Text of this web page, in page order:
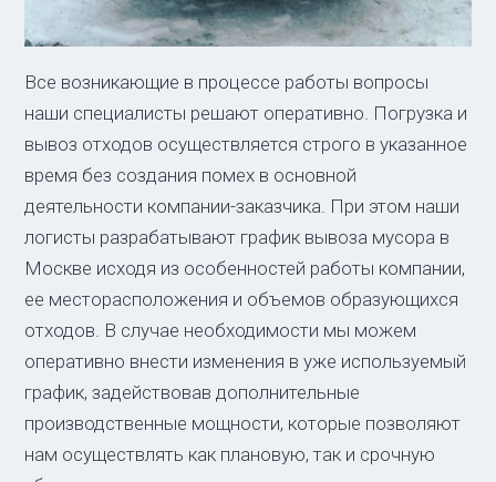
Все возникающие в процессе работы вопросы
наши специалисты решают оперативно. Погрузка и
вывоз отходов осуществляется строго в указанное
время без создания помех в основной
деятельности компании-заказчика. При этом наши
логисты разрабатывают график вывоза мусора в
Москве исходя из особенностей работы компании,
ее месторасположения и объемов образующихся
отходов. В случае необходимости мы можем
оперативно внести изменения в уже используемый
график, задействовав дополнительные
производственные мощности, которые позволяют
нам осуществлять как плановую, так и срочную